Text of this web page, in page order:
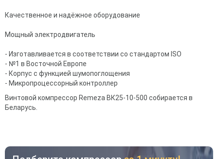
Качественное и надёжное оборудование
Мощный электродвигатель
- Изготавливается в соответствии со стандартом ISO
- №1 в Восточной Европе
- Корпус с функцией шумопоглощения
- Микропроцессорный контроллер
Винтовой компрессор Remeza ВК25-10-500 собирается в
Беларусь.